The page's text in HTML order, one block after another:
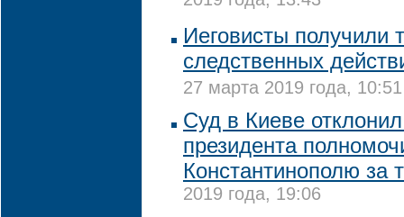
Иеговисты получили
следственных
27 марта 2019 года, 10:51
Суд в Киеве
президента
Константинополю за
2019 года, 19:06